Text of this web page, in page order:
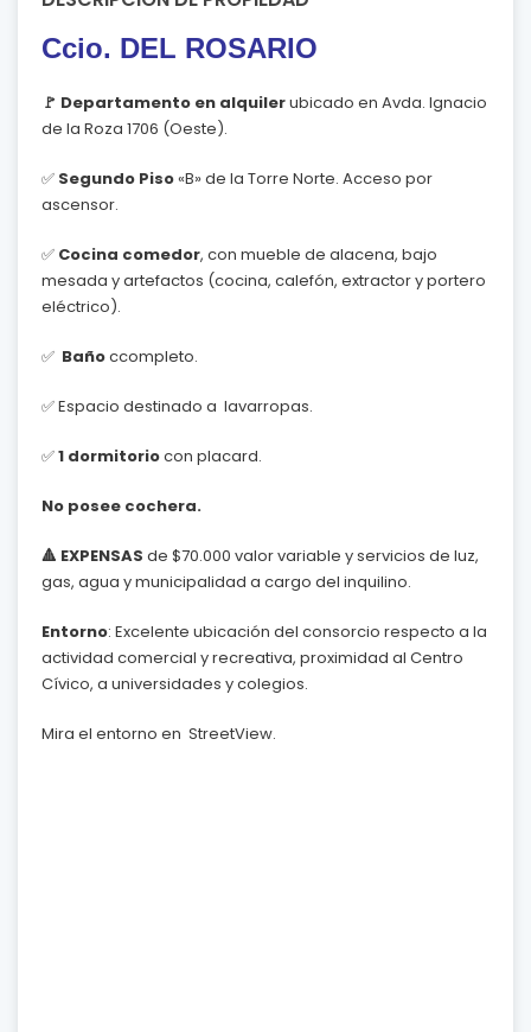
Ccio. DEL ROSARIO
🚩 Departamento en alquilerubicado en Avda. Ignacio
de la Roza 1706 (Oeste).
✅ Segundo Piso«B» de la Torre Norte. Acceso por
ascensor.
✅ Cocina comedor, con mueble de alacena, bajo
mesada y artefactos (cocina, calefón, extractor y portero
eléctrico).
✅ Bañoccompleto.
✅ Espacio destinado a lavarropas.
✅1 dormitoriocon placard.
No posee cochera.
🔺 EXPENSAS de $70.000 valor variable y servicios de luz,
gas, agua y municipalidad a cargo del inquilino.
Entorno: Excelente ubicación del consorcio respecto a la
actividad comercial y recreativa, proximidad al Centro
Cívico, a universidades y colegios.
Mira el entorno en StreetView.